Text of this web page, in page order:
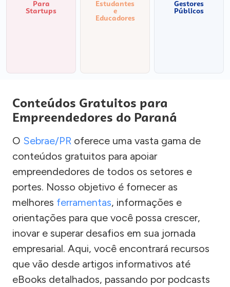
Para
Startups
Estudantes
e
Educadores
Gestores
Públicos
Conteúdos Gratuitos para
Empreendedores do Paraná
O Sebrae/PR oferece uma vasta gama de
conteúdos gratuitos para apoiar
empreendedores de todos os setores e
portes. Nosso objetivo é fornecer as
melhores ferramentas, informações e
orientações para que você possa crescer,
inovar e superar desafios em sua jornada
empresarial. Aqui, você encontrará recursos
que vão desde artigos informativos até
eBooks detalhados, passando por podcasts